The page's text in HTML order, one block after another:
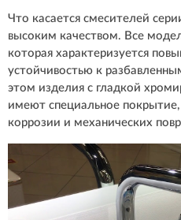
Что касается смесителей
высоким качеством. Все
которая характеризуется
устойчивостью к
этом изделия с гладкой
имеют специальное
коррозии и механических